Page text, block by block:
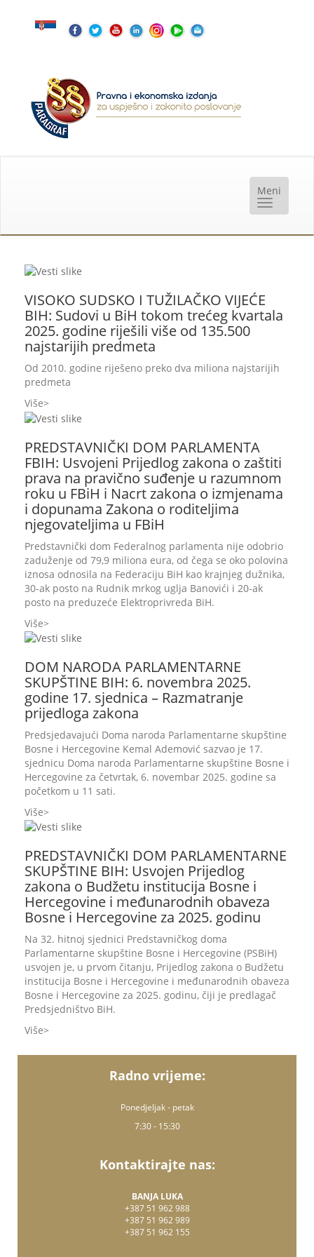
VISOKO SUDSKO I TUŽILAČKO VIJEĆE
BIH: Sudovi u BiH tokom trećeg kvartala
2025. godine riješili više od 135.500
najstarijih predmeta
Od 2010. godine riješeno preko dva miliona najstarijih
predmeta
Više
PREDSTAVNIČKI DOM PARLAMENTA
FBIH: Usvojeni Prijedlog zakona o zaštiti
prava na pravično suđenje u razumnom
roku u FBiH i Nacrt zakona o izmjenama
i dopunama Zakona o roditeljima
njegovateljima u FBiH
Predstavnički dom Federalnog parlamenta nije odobrio
zaduženje od 79,9 miliona eura, od čega se oko polovina
iznosa odnosila na Federaciju BiH kao krajnjeg dužnika,
30-ak posto na Rudnik mrkog uglja Banovići i 20-ak
posto na preduzeće Elektroprivreda BiH.
Više
DOM NARODA PARLAMENTARNE
SKUPŠTINE BIH: 6. novembra 2025.
godine 17. sjednica – Razmatranje
prijedloga zakona
Predsjedavajući Doma naroda Parlamentarne skupštine
Bosne i Hercegovine Kemal Ademović sazvao je 17.
sjednicu Doma naroda Parlamentarne skupštine Bosne i
Hercegovine za četvrtak, 6. novembar 2025. godine sa
početkom u 11 sati.
Više
PREDSTAVNIČKI DOM PARLAMENTARNE
SKUPŠTINE BIH: Usvojen Prijedlog
zakona o Budžetu institucija Bosne i
Hercegovine i međunarodnih obaveza
Bosne i Hercegovine za 2025. godinu
Na 32. hitnoj sjednici Predstavničkog doma
Parlamentarne skupštine Bosne i Hercegovine (PSBiH)
usvojen je, u prvom čitanju, Prijedlog zakona o Budžetu
institucija Bosne i Hercegovine i međunarodnih obaveza
Bosne i Hercegovine za 2025. godinu, čiji je predlagač
Predsjedništvo BiH.
Više
Radno vrijeme:
Ponedjeljak - petak
7:30 - 15:30
Kontaktirajte nas:
BANJA LUKA
+387 51 962 988
+387 51 962 989
+387 51 962 155